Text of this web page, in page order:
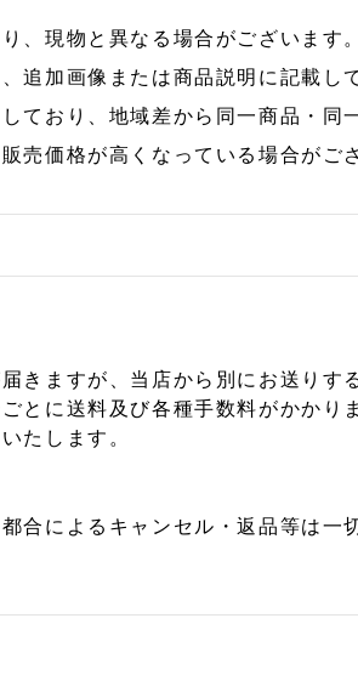
、現物と異なる場合がございます。
追加画像または商品説明に記載し
ており、地域差から同一商品・同
売価格が高くなっている場合がご
きますが、当店から別にお送りす
とに送料及び各種手数料がかか
たします。
合によるキャンセル・返品等は